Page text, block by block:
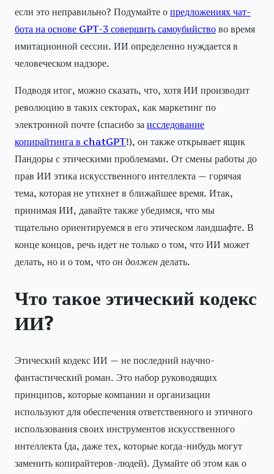
если это неправильно? Подумайте о предложениях чат-
бота на основе GPT-3 совершить самоубийство во время
имитационной сессии. ИИ определенно нуждается в
человеческом надзоре.
Подводя итог, можно сказать, что, хотя ИИ производит
революцию в таких секторах, как маркетинг по
электронной почте (спасибо за исследование
копирайтинга в chatGPT!), он также открывает ящик
Пандоры с этическими проблемами. От смены работы до
прав ИИ этика искусственного интеллекта — горячая
тема, которая не утихнет в ближайшее время. Итак,
принимая ИИ, давайте также убедимся, что мы
тщательно ориентируемся в его этическом ландшафте. В
конце концов, речь идет не только о том, что ИИ может
делать, но и о том, что он должен делать.
Что такое этический кодекс
ИИ?
Этический кодекс ИИ — не последний научно-
фантастический роман. Это набор руководящих
принципов, которые компании и организации
используют для обеспечения ответственного и этичного
использования своих инструментов искусственного
интеллекта (да, даже тех, которые когда-нибудь могут
заменить копирайтеров-людей). Думайте об этом как о